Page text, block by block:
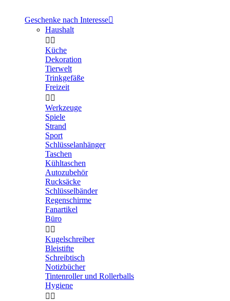
Geschenke nach Interesse
Haushalt
 
Küche
Dekoration
Tierwelt
Trinkgefäße
Freizeit
 
Werkzeuge
Spiele
Strand
Sport
Schlüsselanhänger
Taschen
Kühltaschen
Autozubehör
Rucksäcke
Schlüsselbänder
Regenschirme
Fanartikel
Büro
 
Kugelschreiber
Bleistifte
Schreibtisch
Notizbücher
Tintenroller und Rollerballs
Hygiene
 